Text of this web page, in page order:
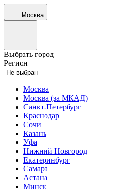
Москва
Выбрать город
Регион
Москва
Москва (за МКАД)
Санкт-Петербург
Краснодар
Сочи
Казань
Уфа
Нижний Новгород
Екатеринбург
Самара
Астана
Минск